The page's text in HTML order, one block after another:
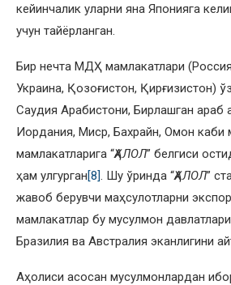
кейинчалик уларни яна Японияга
учун тайёрланган.
Бир нечта МДҲ мамлакатлари
Украина, Қозоғистон, Қирғизистон)
Саудия Арабистони, Бирлашган араб
Иордания, Миср, Бахрайн, Омон каби
мамлакатларига “ҲАЛОЛ” белгиси
ҳам улгурган[8]. Шу ўринда “ҲАЛОЛ”
жавоб берувчи маҳсулотларни
мамлакатлар бу мусулмон
Бразилия ва Австралия эканлигини
Аҳолиси асосан мусулмонлардан